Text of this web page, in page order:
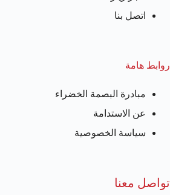
اتصل بنا
روابط هامة
مبادرة البصمة الخضراء
عن الاستدامة
سياسة الخصوصية
تواصل معنا